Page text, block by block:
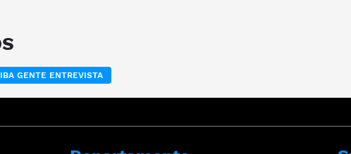
GENTE ENTREVISTA